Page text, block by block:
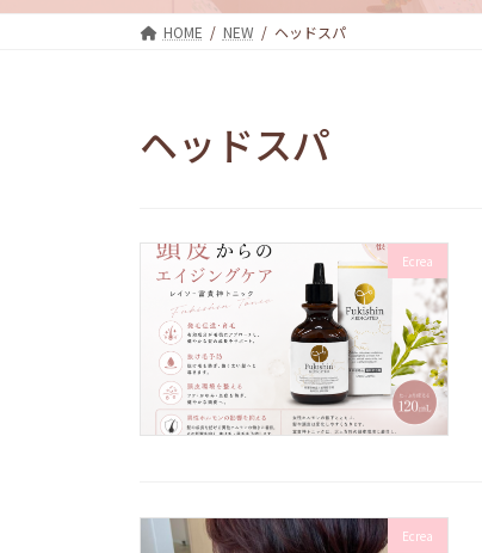
HOME NEW ヘッドスパ
ヘッドスパ
Ecrea
Ecrea